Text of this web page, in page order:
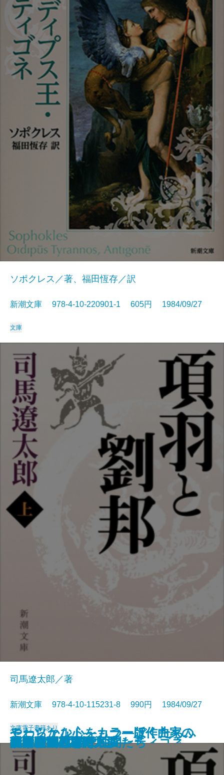
光る壁画
男の作法
モーツァルト―カラー版作曲家の
生涯―
やわらかな心をもつ―ぼくたちふ
たりの運・鈍・根―
エロチック街道
朝顔草紙
積木の箱〔上〕
積木の箱〔下〕
オイディプス王・アンティゴネ
ソポクレス／著、福田恆存／訳
新潮文庫 978-4-10-220901-1 605円 1984/09/27
文庫
項羽と劉邦〔上〕
司馬遼太郎／著
新潮文庫 978-4-10-115231-8 990円 1984/09/27
文庫電子書籍あり
項羽と劉邦〔中〕
項羽と劉邦〔下〕
孤剣 用心棒日月抄
私家版 日本語文法
ユタとふしぎな仲間たち
真田騒動―恩田木工―
同時代ゲーム
笑う月
遠い日の戦争
硫黄島に死す